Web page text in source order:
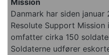
Mission
Danmark har siden januar
Resolute Support Mission
omfatter cirka 150
Soldaterne udfører